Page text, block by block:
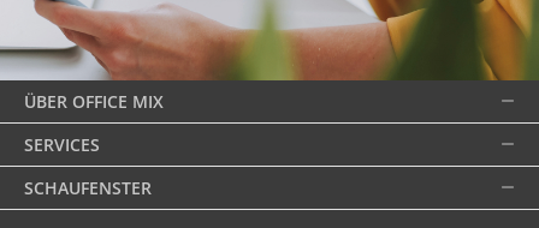
ÜBER OFFICE MIX
SERVICES
SCHAUFENSTER